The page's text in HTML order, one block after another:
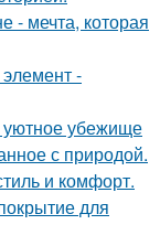
- мечта, которая
-
уютное убежище
с природой.
и комфорт.
для